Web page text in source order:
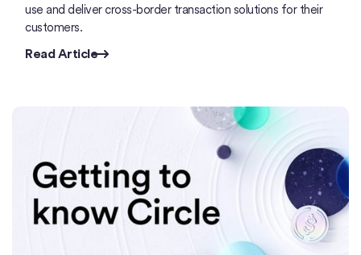
use and deliver cross-border transaction solutions for their
customers.
Read Article